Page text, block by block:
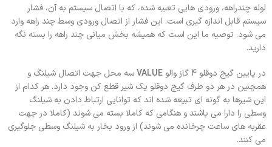
لوله چندراهه، ورودی هایی تعبیه شده، که با اتصال سیستم به آن، فشار
سیستم قابل اندازه گیری است. این فشار از اتصال ورودی وسط چند راهه وارد
می شود. توصیه ما این است که همیشه بخش میانی چند راهه را بسته نگه
دارید.
در پایین گیج دوقلو 4 گاز والو
VALUEسه محل جهت اتصال شیلنگ و
همچنین در هر دو طرف گیج دوقلو یک شیر قطع کن وجود دارد. هر کدام از
این شیرها به گونه ای تبیعه شده اند که توانایی ارتباط دادن به شیلنگ
وسطی را دارا می باشند و هنگامی که کاملا بسته می شوند (کاملا در جهت
عقربه های ساعت چرخانده می شوند) از ورود بخار به شیلنگ وسطی جلوگیری
می کنند.